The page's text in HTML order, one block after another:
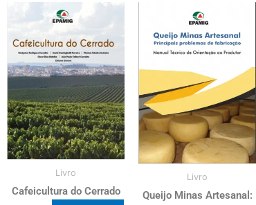
Livro
Cafeicultura do Cerrado
Livro
Queijo Minas Artesanal: